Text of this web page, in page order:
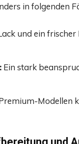
in folgenden
und ein
Ein stark
Modellen